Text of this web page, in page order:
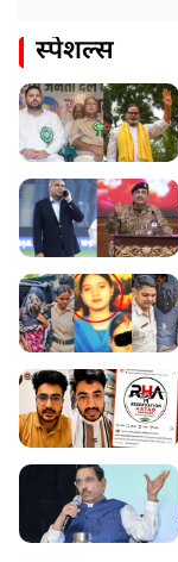
स्पेशल्स